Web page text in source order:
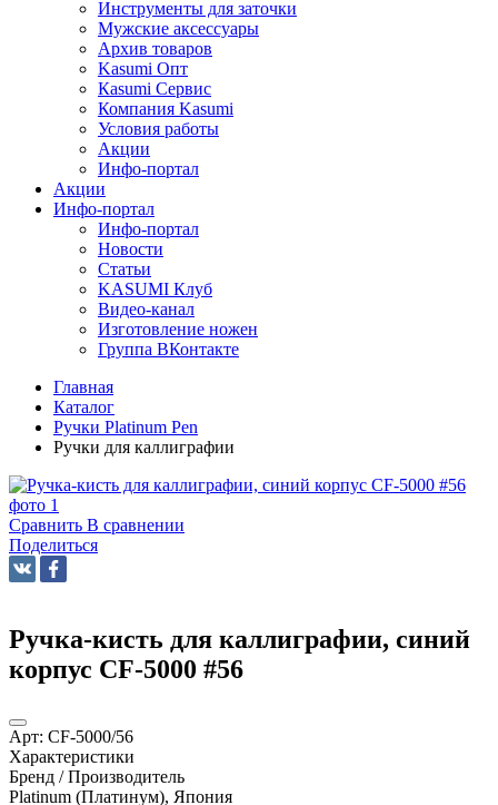
Инструменты для заточки
Мужские аксессуары
Архив товаров
Kasumi Опт
Кasumi Сервис
Компания Kasumi
Условия работы
Акции
Инфо-портал
Акции
Инфо-портал
Инфо-портал
Новости
Статьи
KASUMI Клуб
Видео-канал
Изготовление ножен
Группа ВКонтакте
Главная
Каталог
Ручки Platinum Pen
Ручки для каллиграфии
Сравнить В сравнении
Поделиться
Ручка-кисть для каллиграфии, синий
корпус CF-5000 #56
Арт: CF-5000/56
Характеристики
Бренд / Производитель
Platinum (Платинум), Япония